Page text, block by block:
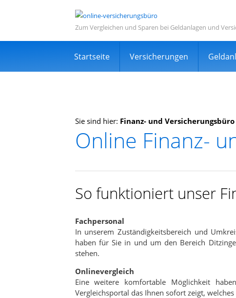
Zum Vergleichen und Sparen bei Geldanlagen und
Startseite Versicherungen
Informations- und
Sehr viele zufriedene Kunden
Kostenlos
Expertensuche in Ihrer Nähe
In nur wenigen Minuten
Sie sind hier: Finanz- und
Online Finanz-
So funktioniert unser
Fachpersonal
In unserem Zuständigkeitsbereich und
haben für Sie in und um den Bereich
stehen.
Onlinevergleich
Eine weitere komfortable Möglichkeit
Vergleichsportal das Ihnen sofort zeigt,